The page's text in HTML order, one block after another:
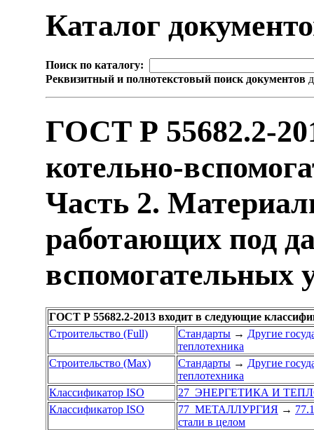
Каталог
Поиск по каталогу:
Реквизитный и полнотекстовый поиск документов
ГОСТ Р 55682.2-
котельно-
Часть 2.
работающих под
вспомогательных
ГОСТ Р 55682.2-2013 входит в следующие
Строительство (Full)
Стандарты → Другие
теплотехника
Строительство (Max)
Стандарты → Другие
теплотехника
Классификатор ISO
27 ЭНЕРГЕТИКА И
Классификатор ISO
77 МЕТАЛЛУРГИЯ →
стали в целом